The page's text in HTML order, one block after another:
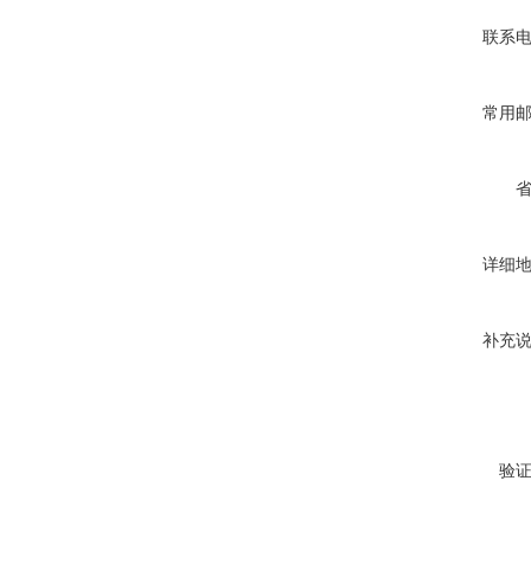
联系
常用
详细
补充
验